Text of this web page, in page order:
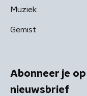
Muziek
Gemist
Abonneer je
nieuwsbrief